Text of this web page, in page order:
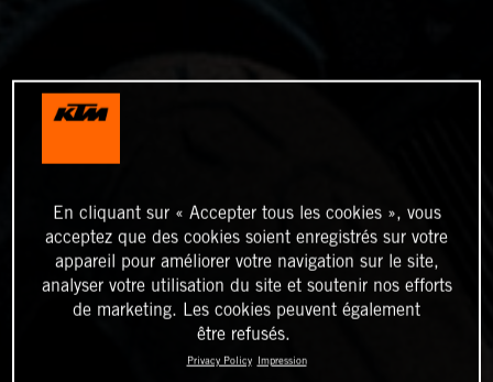
En cliquant sur « Accepter tous les cookies », vous
acceptez que des cookies soient enregistrés sur votre
appareil pour améliorer votre navigation sur le site,
analyser votre utilisation du site et soutenir nos efforts
de marketing. Les cookies peuvent également
être refusés.
Privacy Policy Impression